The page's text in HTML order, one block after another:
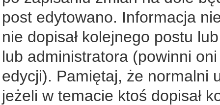
post edytowano. Informacja
nie dopisał kolejnego postu
lub administratora (powinni
edycji). Pamiętaj, że normalni
jeżeli w temacie ktoś dopisał